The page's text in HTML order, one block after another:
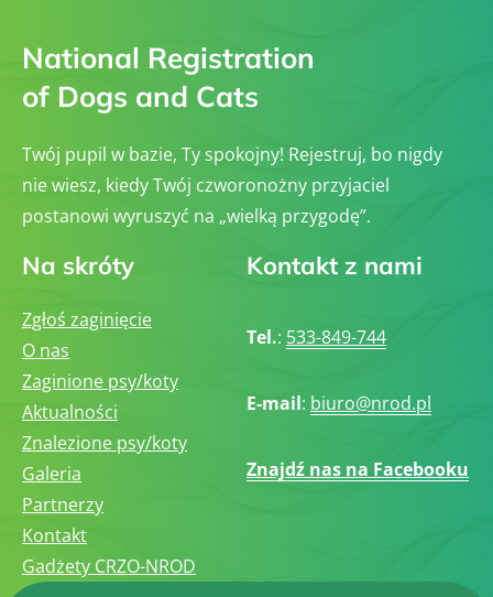
National Registration
of Dogs and Cats
Twój pupil w bazie, Ty spokojny! Rejestruj, bo nigdy
nie wiesz, kiedy Twój czworonożny przyjaciel
postanowi wyruszyć na „wielką przygodę”.
Na skróty
Zgłoś zaginięcie
O nas
Zaginione psy/koty
Aktualności
Znalezione psy/koty
Galeria
Partnerzy
Kontakt
Gadżety CRZO-NROD
Kontakt z nami
Tel.: 533-849-744
E-mail: biuro@nrod.pl
Znajdź nas na Facebooku